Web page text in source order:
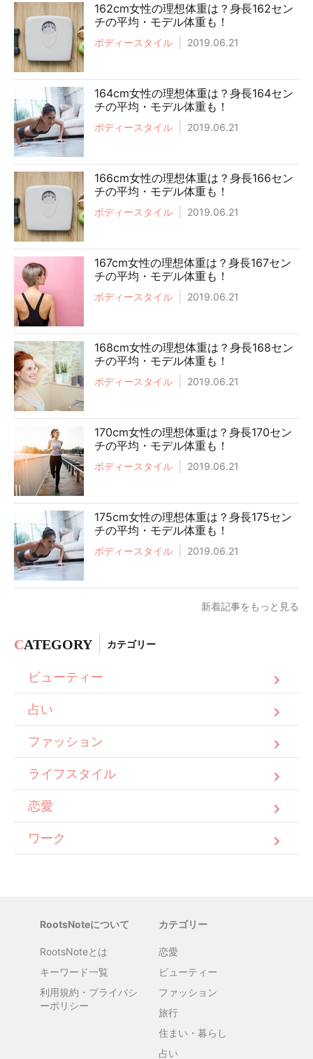
162cm女性の理想体重は？身長162セン
チの平均・モデル体重も！
ボディースタイル 2019.06.21
164cm女性の理想体重は？身長164セン
チの平均・モデル体重も！
ボディースタイル 2019.06.21
166cm女性の理想体重は？身長166セン
チの平均・モデル体重も！
ボディースタイル 2019.06.21
167cm女性の理想体重は？身長167セン
チの平均・モデル体重も！
ボディースタイル 2019.06.21
168cm女性の理想体重は？身長168セン
チの平均・モデル体重も！
ボディースタイル 2019.06.21
170cm女性の理想体重は？身長170セン
チの平均・モデル体重も！
ボディースタイル 2019.06.21
175cm女性の理想体重は？身長175セン
チの平均・モデル体重も！
ボディースタイル 2019.06.21
新着記事をもっと見る
CATEGORY カテゴリー
ビューティー
占い
ファッション
ライフスタイル
恋愛
ワーク
RootsNoteについて
RootsNoteとは
キーワード一覧
利用規約・プライバシ
ーポリシー
カテゴリー
恋愛
ビューティー
ファッション
旅行
住まい・暮らし
占い